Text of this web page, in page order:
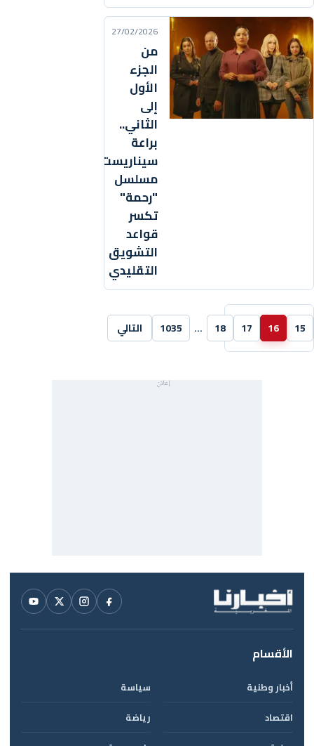
27/02/2026
من
الجزء
الأول
إلى
الثاني..
براعة
سيناريست
مسلسل
"رحمة"
تكسر
قواعد
التشويق
التقليدي
15
16
17
18
…
1035 التالي
الأقسام
أخبار وطنية
سياسة
اقتصاد
رياضة